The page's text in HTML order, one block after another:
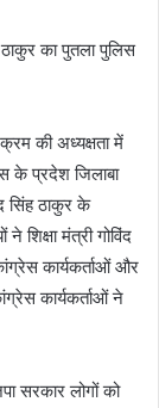
ठाकुर का पुतला पुलिस
की अध्यक्षता में
के प्रदेश जिलाबा
सिंह ठाकुर के
शिक्षा मंत्री गोविंद
कार्यकर्ताओं और
कार्यकर्ताओं ने
सरकार लोगों को